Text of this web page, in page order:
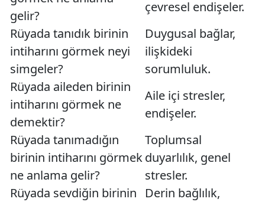
gelir?
çevresel endişeler.
Rüyada tanıdık birinin
intiharını görmek neyi
simgeler?
Duygusal bağlar,
ilişkideki
sorumluluk.
Rüyada aileden birinin
intiharını görmek ne
demektir?
Aile içi stresler,
endişeler.
Rüyada tanımadığın
birinin intiharını görmek
ne anlama gelir?
Toplumsal
duyarlılık, genel
stresler.
Rüyada sevdiğin birinin
Derin bağlılık,